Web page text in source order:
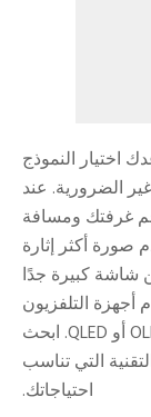
اختيار النموذج
الضرورية. عند
غرفتك ومسافة
صورة أكثر إثارة
شاشة كبيرة جدًا
التلفزيون
تقنيات عرض مختلفة مثل LCD أو LED أو OLED أو QLED. ابحث
التي تناسب
احتياجاتك.